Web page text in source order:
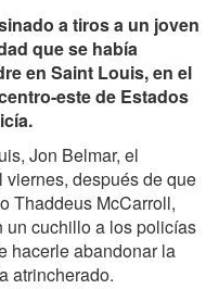
a tiros a un joven
que se había
en Saint Louis, en el
este de Estados
Jon Belmar, el
después de que
Thaddeus McCarroll,
un cuchillo a los policías
hacerle abandonar la
atrincherado.